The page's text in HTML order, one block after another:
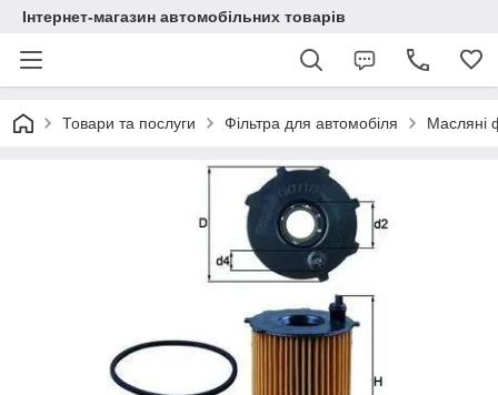
Інтернет-магазин автомобільних товарів
Товари та послуги Фільтра для автомобіля Масляні